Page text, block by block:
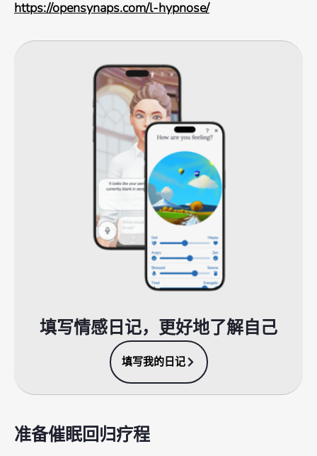
https://opensynaps.com/l-hypnose/
填写情感日记，更好地了解自己
填写我的日记
准备催眠回归疗程